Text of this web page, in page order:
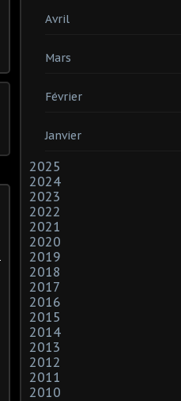
Avril
Mars
Février
Janvier
2025
2024
2023
2022
2021
2020
2019
2018
2017
2016
2015
2014
2013
2012
2011
2010